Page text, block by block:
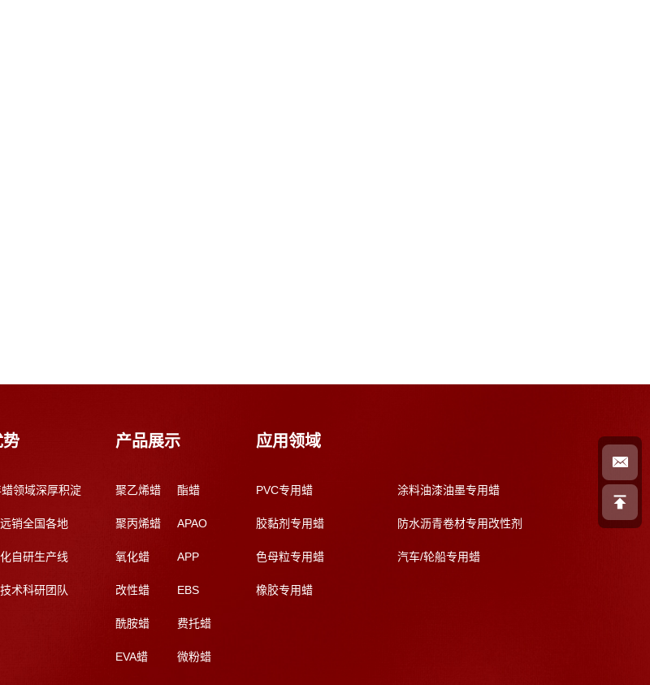
势
领域深厚积淀
销全国各地
自研生产线
术科研团队
产品展示
聚乙烯蜡
聚丙烯蜡
氧化蜡
改性蜡
酰胺蜡
EVA蜡
酯蜡
APAO
APP
EBS
费托蜡
微粉蜡
应用领域
PVC专用蜡
胶黏剂专用蜡
色母粒专用蜡
橡胶专用蜡
涂料油漆油墨专用蜡
防水沥青卷材专用改性剂
汽车/轮船专用蜡